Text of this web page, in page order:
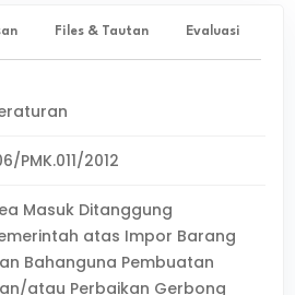
Files & Tautan Evaluasi
PMK.011/2012
Masuk Ditanggung
atas Impor Barang
Bahanguna Pembuatan
atau Perbaikan Gerbong